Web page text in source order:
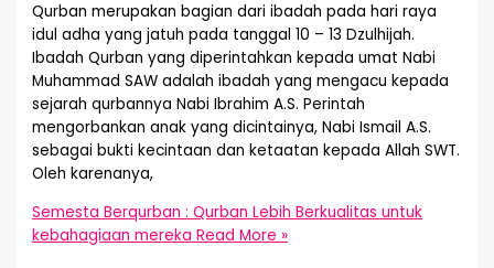
Qurban merupakan bagian dari ibadah pada hari raya
idul adha yang jatuh pada tanggal 10 – 13 Dzulhijah.
Ibadah Qurban yang diperintahkan kepada umat Nabi
Muhammad SAW adalah ibadah yang mengacu kepada
sejarah qurbannya Nabi Ibrahim A.S. Perintah
mengorbankan anak yang dicintainya, Nabi Ismail A.S.
sebagai bukti kecintaan dan ketaatan kepada Allah SWT.
Oleh karenanya,
Semesta Berqurban : Qurban Lebih Berkualitas untuk
kebahagiaan mereka Read More »